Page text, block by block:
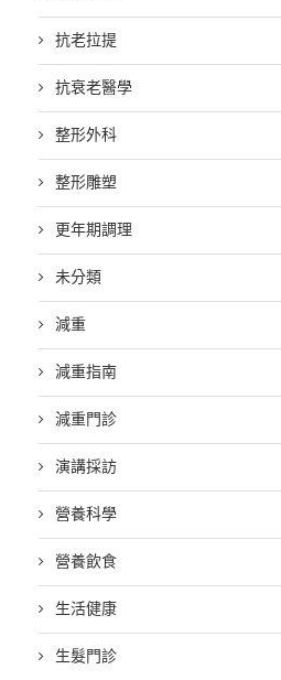
抗老拉提
抗衰老醫學
整形外科
整形雕塑
更年期調理
未分類
減重
減重指南
減重門診
演講採訪
營養科學
營養飲食
生活健康
生髮門診